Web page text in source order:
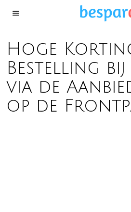
Hoge
Bestelling
via de
op de